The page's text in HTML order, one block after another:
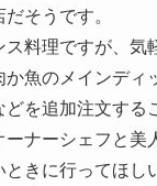
そうです。
料理ですが、気
魚のメインデ
を追加注文する
ナーシェフと
きに行ってほし